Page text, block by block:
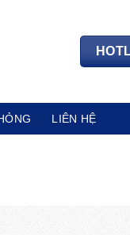
LIÊN HỆ